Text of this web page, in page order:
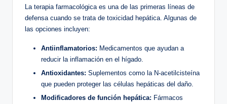
La terapia farmacológica es una de las primeras líneas de
defensa cuando se trata de toxicidad hepática. Algunas de
las opciones incluyen:
Antiinflamatorios: Medicamentos que ayudan a
reducir la inflamación en el hígado.
Antioxidantes: Suplementos como la N-acetilcisteína
que pueden proteger las células hepáticas del daño.
Modificadores de función hepática: Fármacos